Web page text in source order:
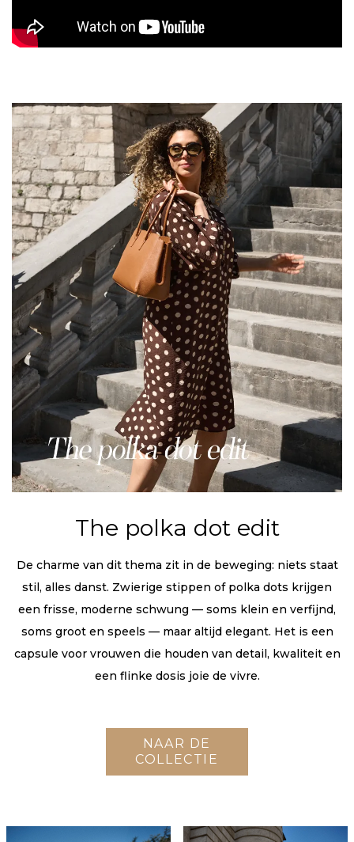
The polka dot edit
De charme van dit thema zit in de beweging: niets staat
stil, alles danst. Zwierige stippen of polka dots krijgen
een frisse, moderne schwung — soms klein en verfijnd,
soms groot en speels — maar altijd elegant. Het is een
capsule voor vrouwen die houden van detail, kwaliteit en
een flinke dosis joie de vivre.
NAAR DE
COLLECTIE